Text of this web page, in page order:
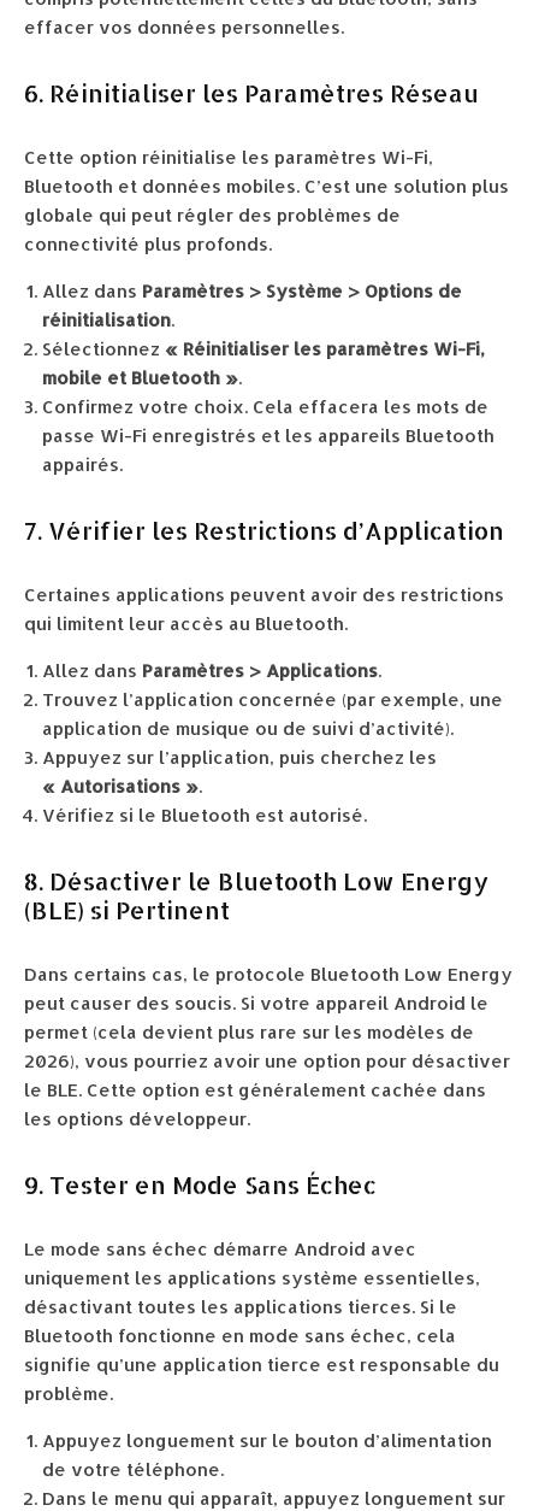
effacer vos données personnelles.
6. Réinitialiser les Paramètres Réseau
Cette option réinitialise les paramètres Wi-Fi,
Bluetooth et données mobiles. C’est une solution plus
globale qui peut régler des problèmes de
connectivité plus profonds.
Allez dans Paramètres > Système > Options de
réinitialisation.
Sélectionnez « Réinitialiser les paramètres Wi-Fi,
mobile et Bluetooth ».
Confirmez votre choix. Cela effacera les mots de
passe Wi-Fi enregistrés et les appareils Bluetooth
appairés.
7. Vérifier les Restrictions d’Application
Certaines applications peuvent avoir des restrictions
qui limitent leur accès au Bluetooth.
Allez dans Paramètres > Applications.
Trouvez l’application concernée (par exemple, une
application de musique ou de suivi d’activité).
Appuyez sur l’application, puis cherchez les
« Autorisations ».
Vérifiez si le Bluetooth est autorisé.
8. Désactiver le Bluetooth Low Energy
(BLE) si Pertinent
Dans certains cas, le protocole Bluetooth Low Energy
peut causer des soucis. Si votre appareil Android le
permet (cela devient plus rare sur les modèles de
2026), vous pourriez avoir une option pour désactiver
le BLE. Cette option est généralement cachée dans
les options développeur.
9. Tester en Mode Sans Échec
Le mode sans échec démarre Android avec
uniquement les applications système essentielles,
désactivant toutes les applications tierces. Si le
Bluetooth fonctionne en mode sans échec, cela
signifie qu’une application tierce est responsable du
problème.
Appuyez longuement sur le bouton d’alimentation
de votre téléphone.
Dans le menu qui apparaît, appuyez longuement sur